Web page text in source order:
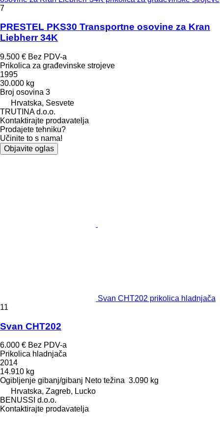
7
PRESTEL PKS30 Transportne osovine za Kran
Liebherr 34K
9.500 € Bez PDV-a
Prikolica za građevinske strojeve
1995
30.000 kg
Broj osovina 3
Hrvatska, Sesvete
TRUTINA d.o.o.
Kontaktirajte prodavatelja
Prodajete tehniku?
Učinite to s nama!
Objavite oglas
Svan CHT202 prikolica hladnjača
11
Svan CHT202
6.000 € Bez PDV-a
Prikolica hladnjača
2014
14.910 kg
Ogibljenje gibanj/gibanj Neto težina 3.090 kg
Hrvatska, Zagreb, Lucko
BENUSSI d.o.o.
Kontaktirajte prodavatelja